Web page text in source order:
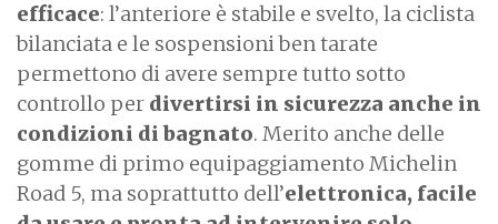
efficace: l’anteriore è stabile e svelto, la ciclista
bilanciata e le sospensioni ben tarate
permettono di avere sempre tutto sotto
controllo per divertirsi in sicurezza anche in
condizioni di bagnato. Merito anche delle
gomme di primo equipaggiamento Michelin
Road 5, ma soprattutto dell’elettronica, facile